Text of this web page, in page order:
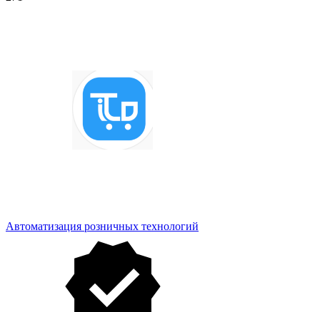
Автоматизация розничных технологий